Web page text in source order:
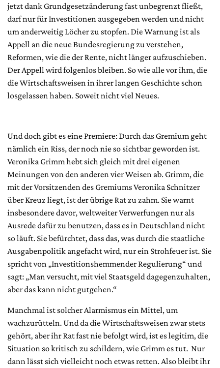
jetzt dank Grundgesetzänderung fast unbegrenzt fließt,
darf nur für Investitionen ausgegeben werden und nicht
um anderweitig Löcher zu stopfen. Die Warnung ist als
Appell an die neue Bundesregierung zu verstehen,
Reformen, wie die der Rente, nicht länger aufzuschieben.
Der Appell wird folgenlos bleiben. So wie alle vor ihm, die
die Wirtschaftsweisen in ihrer langen Geschichte schon
losgelassen haben. Soweit nicht viel Neues.
Und doch gibt es eine Premiere: Durch das Gremium geht
nämlich ein Riss, der noch nie so sichtbar geworden ist.
Veronika Grimm hebt sich gleich mit drei eigenen
Meinungen von den anderen vier Weisen ab. Grimm, die
mit der Vorsitzenden des Gremiums Veronika Schnitzer
über Kreuz liegt, ist der übrige Rat zu zahm. Sie warnt
insbesondere davor, weltweiter Verwerfungen nur als
Ausrede dafür zu benutzen, dass es in Deutschland nicht
so läuft. Sie befürchtet, dass das, was durch die staatliche
Ausgabenpolitik angefacht wird, nur ein Strohfeuer ist. Sie
spricht von „Investitionshemmender Regulierung“ und
sagt: „Man versucht, mit viel Staatsgeld dagegenzuhalten,
aber das kann nicht gutgehen.“
Manchmal ist solcher Alarmismus ein Mittel, um
wachzurütteln. Und da die Wirtschaftsweisen zwar stets
gehört, aber ihr Rat fast nie befolgt wird, ist es legitim, die
Situation so kritisch zu schildern, wie Grimm es tut. Nur
dann lässt sich vielleicht noch etwas retten. Also bleibt ihr